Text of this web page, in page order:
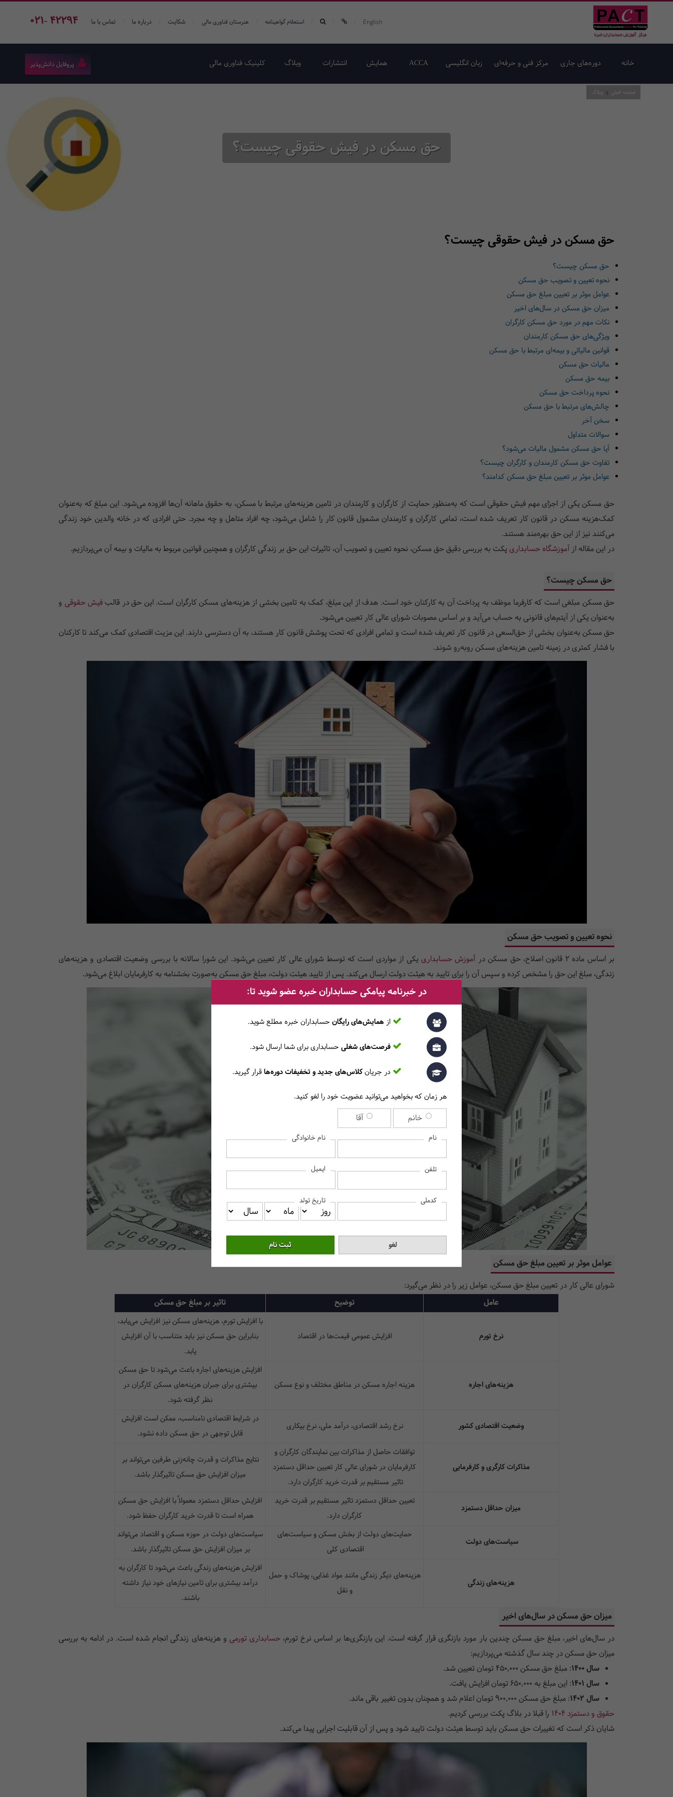
021- 42294 English استعلام گواهینامه هنرستان فناوری مالی شکایت درباره ما تماس با ما
خانه دوره‌های جاری مرکز فنی و حرفه‌ای زبان انگلیسی ACCA همایش‌ انتشارات وبلاگ کلینیک فناوری مالی پروفایل دانش‌پذیر
حق مسکن در فیش حقوقی چیست؟
صفحه اصلی وبلاگ
حق مسکن در فیش حقوقی چیست؟
حق مسکن چیست؟
نحوه تعیین و تصویب حق مسکن
عوامل موثر بر تعیین مبلغ حق مسکن
میزان حق مسکن در سال‌های اخیر
نکات مهم در مورد حق مسکن کارگران
ویژگی‌های حق مسکن کارمندان
قوانین مالیاتی و بیمه‌ای مرتبط با حق مسکن
مالیات حق مسکن
بیمه حق مسکن
نحوه پرداخت حق مسکن
چالش‌های مرتبط با حق مسکن
سخن آخر
سوالات متداول
آیا حق مسکن مشمول مالیات می‌شود؟
تفاوت حق مسکن کارمندان و کارگران چیست؟
عوامل موثر بر تعیین مبلغ حق مسکن کدامند؟
حق مسکن یکی از اجزای مهم فیش حقوقی است که به‌منظور حمایت از کارگران و کارمندان در تامین هزینه‌های مرتبط با مسکن، به حقوق ماهانه آن‌ها افزوده می‌شود. این مبلغ که به‌عنوان
کمک‌هزینه مسکن در قانون کار تعریف شده است، تمامی کارگران و کارمندان مشمول قانون کار را شامل می‌شود، چه افراد متاهل و چه مجرد. حتی افرادی که در خانه والدین خود زندگی
می‌کنند نیز از این حق بهره‌مند هستند.
در این مقاله ازآموزشگاه حسابداری پکت به بررسی دقیق حق مسکن، نحوه تعیین و تصویب آن، تاثیرات این حق بر زندگی کارگران و همچنین قوانین مربوط به مالیات و بیمه آن می‌پردازیم.
حق مسکن چیست؟
حق مسکن مبلغی است که کارفرما موظف به پرداخت آن به کارکنان خود است. هدف از این مبلغ، کمک به تامین بخشی از هزینه‌های مسکن کارگران است. این حق در قالب فیش حقوقی و
به‌عنوان یکی از آیتم‌های قانونی به حساب می‌آید و بر اساس مصوبات شورای عالی کار تعیین می‌شود.
حق مسکن به‌عنوان بخشی از حق‌السعی در قانون کار تعریف شده است و تمامی افرادی که تحت پوشش قانون کار هستند، به آن دسترسی دارند. این مزیت اقتصادی کمک می‌کند تا کارکنان
با فشار کمتری در زمینه تامین هزینه‌های مسکن روبه‌رو شوند.
نحوه تعیین و تصویب حق مسکن
بر اساس ماده ۲ قانون اصلاح، حق مسکن در آموزش حسابداری یکی از مواردی است که توسط شورای عالی کار تعیین می‌شود. این شورا سالانه با بررسی وضعیت اقتصادی و هزینه‌های
زندگی، مبلغ این حق را مشخص کرده و سپس آن را برای تایید به هیئت دولت ارسال می‌کند. پس از تایید هیئت دولت، مبلغ حق مسکن به‌صورت بخشنامه به کارفرمایان ابلاغ می‌شود.
عوامل موثر بر تعیین مبلغ حق مسکن
شورای عالی کار در تعیین مبلغ حق مسکن، عوامل زیر را در نظر می‌گیرد:
عامل
توضیح تاثیر بر مبلغ حق مسکن
نرخ تورم افزایش عمومی قیمت‌ها در اقتصاد
با افزایش تورم، هزینه‌های مسکن نیز افزایش می‌یابد،
بنابراین حق مسکن نیز باید متناسب با آن افزایش
یابد.
هزینه‌های اجاره هزینه اجاره مسکن در مناطق مختلف و نوع مسکن
افزایش هزینه‌های اجاره باعث می‌شود تا حق مسکن
بیشتری برای جبران هزینه‌های مسکن کارگران در
نظر گرفته شود.
وضعیت اقتصادی کشور نرخ رشد اقتصادی، درآمد ملی، نرخ بیکاری
در شرایط اقتصادی نامناسب، ممکن است افزایش
قابل توجهی در حق مسکن داده نشود.
مذاکرات کارگری و کارفرمایی
توافقات حاصل از مذاکرات بین نمایندگان کارگران و
کارفرمایان در شورای عالی کار تعیین حداقل دستمزد
تاثیر مستقیم بر قدرت خرید کارگران دارد.
نتایج مذاکرات و قدرت چانه‌زنی طرفین می‌تواند بر
میزان افزایش حق مسکن تاثیرگذار باشد.
میزان حداقل دستمزد
تعیین حداقل دستمزد تاثیر مستقیم بر قدرت خرید
کارگران دارد.
افزایش حداقل دستمزد معمولاً با افزایش حق مسکن
همراه است تا قدرت خرید کارگران حفظ شود.
سیاست‌های دولت
حمایت‌های دولت از بخش مسکن و سیاست‌های
اقتصادی کلی
سیاست‌های دولت در حوزه مسکن و اقتصاد می‌تواند
بر میزان افزایش حق مسکن تاثیرگذار باشد.
هزینه‌های زندگی
هزینه‌های دیگر زندگی مانند مواد غذایی، پوشاک و حمل
و نقل
افزایش هزینه‌های زندگی باعث می‌شود تا کارگران به
درآمد بیشتری برای تامین نیازهای خود نیاز داشته
باشند.
میزان حق مسکن در سال‌های اخیر
در سال‌های اخیر، مبلغ حق مسکن چندین بار مورد بازنگری قرار گرفته است. این بازنگری‌ها بر اساس نرخ تورم،حسابداری تورمی و هزینه‌های زندگی انجام شده است. در ادامه به بررسی
میزان حق مسکن در چند سال گذشته می‌پردازیم:
سال ۱۴۰۰
: مبلغ حق مسکن ۴۵۰,۰۰۰ تومان تعیین شد.
سال ۱۴۰۱
: این مبلغ به ۶۵۰,۰۰۰ تومان افزایش یافت.
سال ۱۴۰۲
: مبلغ حق مسکن ۹۰۰,۰۰۰ تومان اعلام شد و همچنان بدون تغییر باقی ماند.
حقوق و دستمزد 1404
را قبلا در بلاگ پکت بررسی کردیم.
شایان ذکر است که تغییرات حق مسکن باید توسط هیئت دولت تایید شود و پس از آن قابلیت اجرایی پیدا می‌کند.
در خبرنامه پیامکی حسابداران خبره عضو شوید تا:
از همایش‌های رایگان حسابداران خبره مطلع ‎شوید.
فرصت‌های شغلی حسابداری برای شما ارسال شود.
در جریانکلاس‌های جدید و تخفیفات دوره‌هاقرار گیرید.
هر زمان که بخواهید می‌توانید عضویت خود را لغو کنید.
خانم آقا
نام نام خانوادگی
تلفن ایمیل
کدملی تاریخ تولد